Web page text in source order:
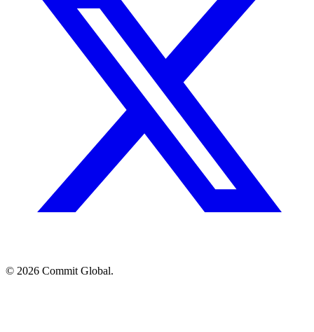
© 2026 Commit Global.